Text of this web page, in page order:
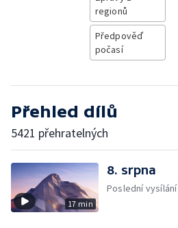
regionů
Předpověď
počasí
Přehled dílů
5421 přehratelných
17 min
8. srpna
Poslední vysílání